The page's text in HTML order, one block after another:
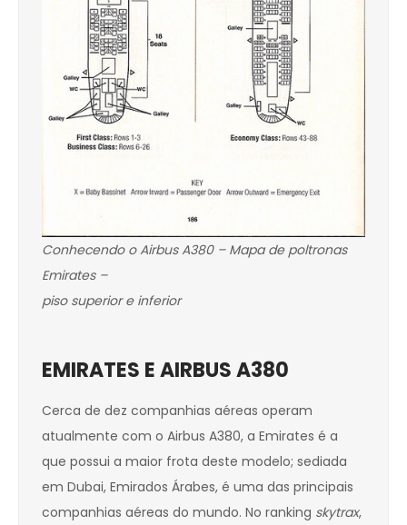
Conhecendo o Airbus A380 – Mapa de poltronas
Emirates –
piso superior e inferior
EMIRATES E AIRBUS A380
Cerca de dez companhias aéreas operam
atualmente com o Airbus A380, a Emirates é a
que possui a maior frota deste modelo; sediada
em Dubai, Emirados Árabes, é uma das principais
companhias aéreas do mundo. No ranking skytrax,